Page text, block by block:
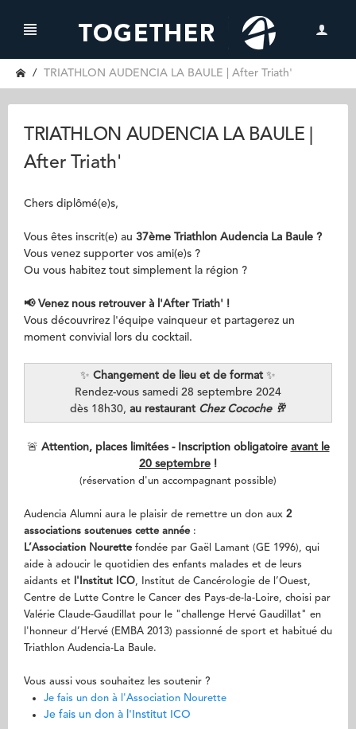
TRIATHLON AUDENCIA LA BAULE | After Triath'
TRIATHLON AUDENCIA LA BAULE |
After Triath'
Chers diplômé(e)s,
Vous êtes inscrit(e) au 37ème Triathlon Audencia La Baule ?
Vous venez supporter vos ami(e)s ?
Ou vous habitez tout simplement la région ?
📢 Venez nous retrouver à l'After Triath'​ !
Vous découvrirez l'équipe vainqueur et partagerez un
moment convivial lors du cocktail.
✨ Changement de lieu et de format ✨
Rendez-vous samedi 28 septembre 2024
dès 18h30, au restaurant Chez Cocoche 🥂
🚨 Attention, places limitées - Inscription obligatoire avant le
20 septembre !
(réservation d'un accompagnant possible)
Audencia Alumni aura le plaisir de remettre un don aux 2
associations soutenues cette année :
L’Association Nourettefondée par Gaël Lamant (GE 1996), qui
aide à adoucir le quotidien des enfants malades et de leurs
aidants et
l'Institut ICO, Institut de Cancérologie de l’Ouest,
Centre de Lutte Contre le Cancer des Pays-de-la-Loire, choisi par
Valérie Claude-Gaudillat pour le "challenge Hervé Gaudillat" en
l'honneur d’Hervé (EMBA 2013) passionné de sport et habitué du
Triathlon Audencia-La Baule.
Vous aussi vous souhaitez les soutenir ?
Je fais un don à l'Association Nourette
Je fais un don à l'Institut ICO